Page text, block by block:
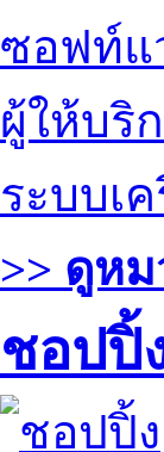
ซอฟท์แ
ผู้ให้บริ
ระบบเ
>> ดูห
ชอปปิ้